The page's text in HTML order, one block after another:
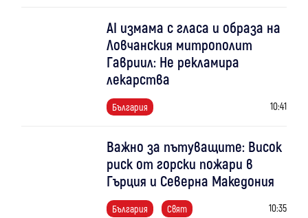
AI измама с гласа и образа на
Ловчанския митрополит
Гавриил: Не рекламира
лекарства
България 10:41
Важно за пътуващите: Висок
риск от горски пожари в
Гърция и Северна Македония
България Свят 10:35